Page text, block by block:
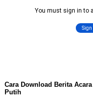
Cara Download Berita
Putih